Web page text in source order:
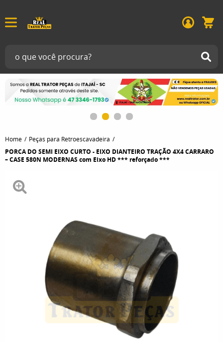
Home Peças para Retroescavadeira
PORCA DO SEMI EIXO CURTO - EIXO DIANTEIRO TRAÇÃO 4X4 CARRARO
– CASE 580N MODERNAS com Eixo HD *** reforçado ***